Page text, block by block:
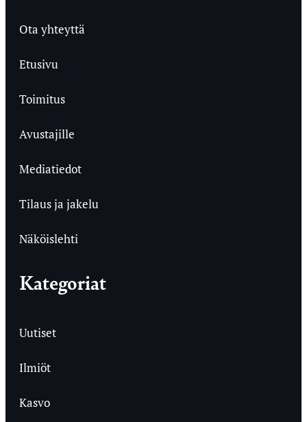
Ota yhteyttä
Etusivu
Toimitus
Avustajille
Mediatiedot
Tilaus ja jakelu
Näköislehti
Kategoriat
Uutiset
Ilmiöt
Kasvo